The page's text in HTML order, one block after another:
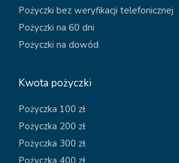
Pożyczki bez weryfikacji telefonicznej
Pożyczki na 60 dni
Pożyczki na dowód
Kwota pożyczki
Pożyczka 100 zł
Pożyczka 200 zł
Pożyczka 300 zł
Pożyczka 400 zł